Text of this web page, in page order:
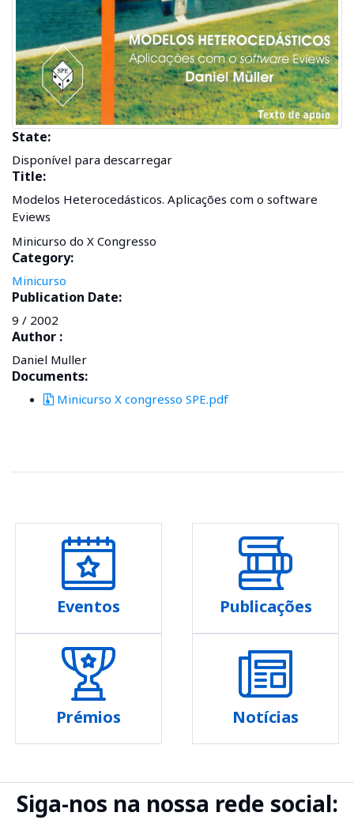
State:
Disponível para descarregar
Title:
Modelos Heterocedásticos. Aplicações com o software
Eviews
Minicurso do X Congresso
Category:
Minicurso
Publication Date:
9 / 2002
Author :
Daniel Muller
Documents:
Minicurso X congresso SPE.pdf
Eventos Publicações
Prémios Notícias
Siga-nos na nossa rede social: